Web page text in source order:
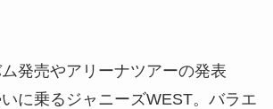
発売やアリーナツアーの発表
に乗るジャニーズWEST。バラエ